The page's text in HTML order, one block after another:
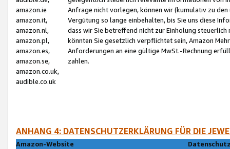
amazon.ie
amazon.it,
amazon.nl,
amazon.pl,
amazon.es,
amazon.se,
amazon.co.uk,
audible.co.uk
Anfrage nicht vorlegen, können wir (kumulativ zu
Vergütung so lange einbehalten, bis Sie uns diese
dass wir Sie betreffend nicht zur Einholung
könnten Sie gesetzlich verpflichtet sein, Amazon
Anforderungen an eine gültige MwSt.-Rechnung
zahlen.
ANHANG 4: DATENSCHUTZERKLÄRUNG FÜR DIE
Amazon-Website